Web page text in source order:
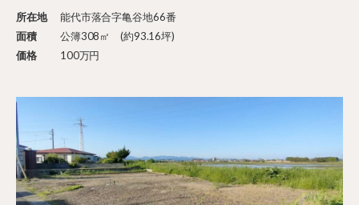
所在地
能代市落合字亀谷地66番
面積
公簿308㎡ (約93.16坪)
価格
100万円